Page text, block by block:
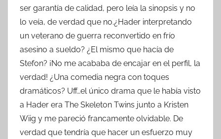
ser garantía de calidad, pero leía la sinopsis y no
lo veía, de verdad que no.¿Hader interpretando
un veterano de guerra reconvertido en frío
asesino a sueldo? ¿El mismo que hacía de
Stefon? ¡No me acababa de encajar en el perfil, la
verdad! ¿Una comedia negra con toques
dramáticos? Uff…el único drama que le había visto
a Hader era The Skeleton Twins junto a Kristen
Wiig y me pareció francamente olvidable. De
verdad que tendría que hacer un esfuerzo muy